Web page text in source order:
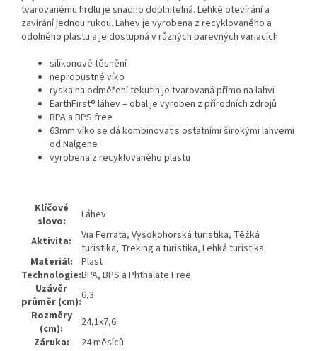
tvarovanému hrdlu je snadno doplnitelná. Lehké otevírání a
zavírání jednou rukou. Lahev je vyrobena z recyklovaného a
odolného plastu a je dostupná v různých barevných variacích
silikonové těsnění
nepropustné víko
ryska na odměření tekutin je tvarovaná přímo na lahvi
EarthFirst® láhev – obal je vyroben z přírodních zdrojů
BPA a BPS free
63mm víko se dá kombinovat s ostatními širokými lahvemi
od Nalgene
vyrobena z recyklovaného plastu
Klíčové
slovo:
Láhev
Aktivita:
Via Ferrata, Vysokohorská turistika, Těžká
turistika, Treking a turistika, Lehká turistika
Materiál:
Plast
Technologie:BPA, BPS a Phthalate Free
Uzávěr
průměr (cm):6,3
Rozměry
(cm):
24,1x7,6
Záruka:
24 měsíců